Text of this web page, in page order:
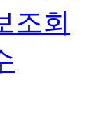
조회